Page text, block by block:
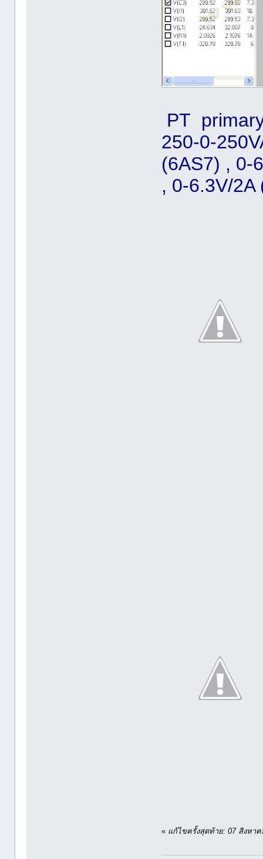
PT
250-0-
(6AS7) , 0-
, 0-6.3V/2A
« แก้ไขครั้งสุดท้าย: 07 สิงหาค